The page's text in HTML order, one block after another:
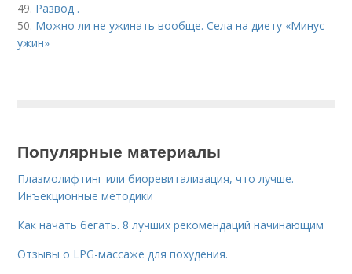
49. Развод .
50. Можно ли не ужинать вообще. Села на диету «Минус
ужин»
Популярные материалы
Плазмолифтинг или биоревитализация, что лучше.
Инъекционные методики
Как начать бегать. 8 лучших рекомендаций начинающим
Отзывы о LPG-массаже для похудения.